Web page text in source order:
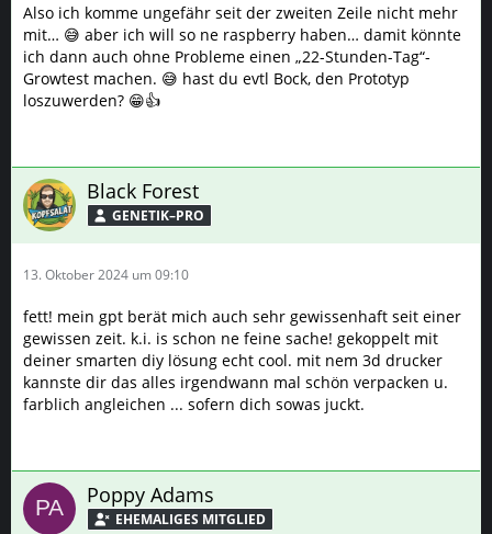
Also ich komme ungefähr seit der zweiten Zeile nicht mehr
mit… 😅 aber ich will so ne raspberry haben… damit könnte
ich dann auch ohne Probleme einen „22-Stunden-Tag“-
Growtest machen. 😅 hast du evtl Bock, den Prototyp
loszuwerden? 😁👍
Black Forest
GENETIK–PRO
13. Oktober 2024 um 09:10
fett! mein gpt berät mich auch sehr gewissenhaft seit einer
gewissen zeit. k.i. is schon ne feine sache! gekoppelt mit
deiner smarten diy lösung echt cool. mit nem 3d drucker
kannste dir das alles irgendwann mal schön verpacken u.
farblich angleichen ... sofern dich sowas juckt.
Poppy Adams